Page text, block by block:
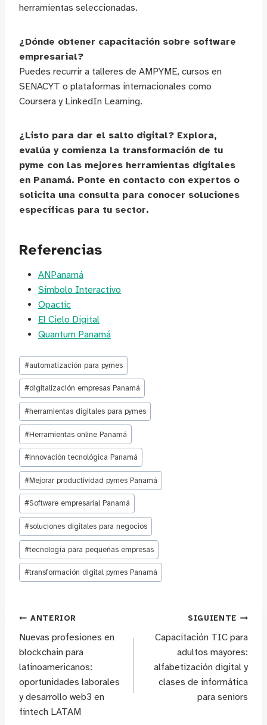
herramientas seleccionadas.
¿Dónde obtener capacitación sobre software
empresarial?
Puedes recurrir a talleres de AMPYME, cursos en
SENACYT o plataformas internacionales como
Coursera y LinkedIn Learning.
¿Listo para dar el salto digital? Explora,
evalúa y comienza la transformación de tu
pyme con las mejores herramientas digitales
en Panamá. Ponte en contacto con expertos o
solicita una consulta para conocer soluciones
específicas para tu sector.
Referencias
ANPanamá
Símbolo Interactivo
Opactic
El Cielo Digital
Quantum Panamá
Etiquetas
de
la
entrada:
#automatización para pymes
#digitalización empresas Panamá
#herramientas digitales para pymes
#Herramientas online Panamá
#innovación tecnológica Panamá
#Mejorar productividad pymes Panamá
#Software empresarial Panamá
#soluciones digitales para negocios
#tecnología para pequeñas empresas
#transformación digital pymes Panamá
Navegación
de
entradas
ANTERIOR
Nuevas profesiones en
blockchain para
latinoamericanos:
oportunidades laborales
y desarrollo web3 en
fintech LATAM
SIGUIENTE
Capacitación TIC para
adultos mayores:
alfabetización digital y
clases de informática
para seniors